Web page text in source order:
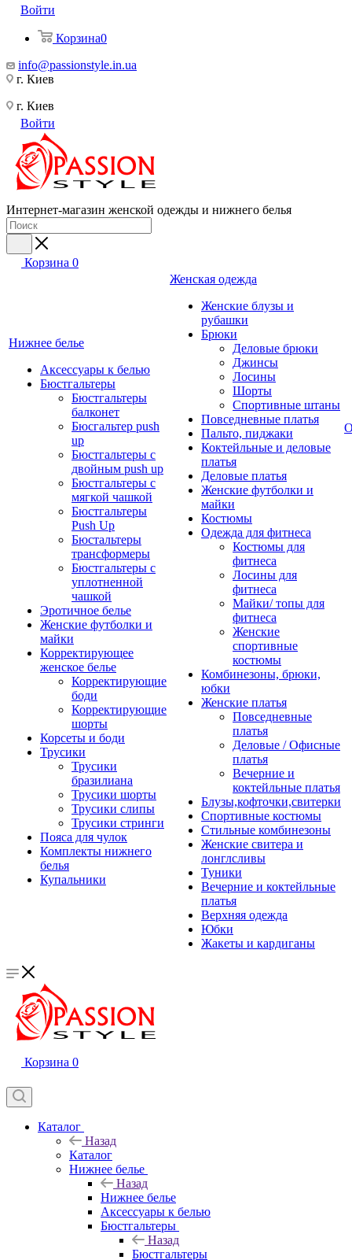
Войти
Корзина0
info@passionstyle.in.ua
г. Киев
г. Киев
Войти
Интернет-магазин женской одежды и нижнего белья
Корзина 0
Нижнее белье
Аксессуары к белью
Бюстгальтеры
Бюстгальтеры
балконет
Бюсгальтер push
up
Бюстгальтеры с
двойным push up
Бюстгальтеры с
мягкой чашкой
Бюстгальтеры
Push Up
Бюстальтеры
трансформеры
Бюстгальтеры с
уплотненной
чашкой
Эротичное белье
Женские футболки и
майки
Корректирующее
женское белье
Корректирующие
боди
Корректирующие
шорты
Корсеты и боди
Трусики
Трусики
бразилиана
Трусики шорты
Трусики слипы
Трусики стринги
Пояса для чулок
Комплекты нижнего
белья
Купальники
Женская одежда
Женские блузы и
рубашки
Брюки
Деловые брюки
Джинсы
Лосины
Шорты
Спортивные штаны
Повседневные платья
Пальто, пиджаки
Коктейльные и деловые
платья
Деловые платья
Женские футболки и
майки
Костюмы
Одежда для фитнеса
Костюмы для
фитнеса
Лосины для
фитнеса
Майки/ топы для
фитнеса
Женские
спортивные
костюмы
Комбинезоны, брюки,
юбки
Женские платья
Повседневные
платья
Деловые / Офисные
платья
Вечерние и
коктейльные платья
Блузы,кофточки,свитерки
Спортивные костюмы
Стильные комбинезоны
Женские свитера и
лонглсливы
Туники
Вечерние и коктейльные
платья
Верхняя одежда
Юбки
Жакеты и кардиганы
Корзина 0
Каталог
Назад
Каталог
Нижнее белье
Назад
Нижнее белье
Аксессуары к белью
Бюстгальтеры
Назад
Бюстгальтеры